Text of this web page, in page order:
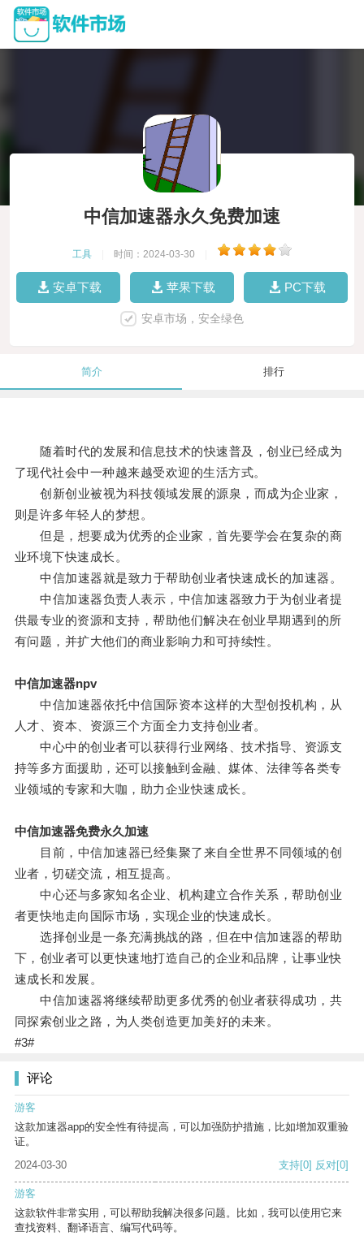
中信加速器永久免费加速
工具 时间：2024-03-30
安卓下载 苹果下载 PC下载
安卓市场，安全绿色
简介 排行
随着时代的发展和信息技术的快速普及，创业已经成为
了现代社会中一种越来越受欢迎的生活方式。
创新创业被视为科技领域发展的源泉，而成为企业家，
则是许多年轻人的梦想。
但是，想要成为优秀的企业家，首先要学会在复杂的商
业环境下快速成长。
中信加速器就是致力于帮助创业者快速成长的加速器。
中信加速器负责人表示，中信加速器致力于为创业者提
供最专业的资源和支持，帮助他们解决在创业早期遇到的所
有问题，并扩大他们的商业影响力和可持续性。
中信加速器npv
中信加速器依托中信国际资本这样的大型创投机构，从
人才、资本、资源三个方面全力支持创业者。
中心中的创业者可以获得行业网络、技术指导、资源支
持等多方面援助，还可以接触到金融、媒体、法律等各类专
业领域的专家和大咖，助力企业快速成长。
中信加速器免费永久加速
目前，中信加速器已经集聚了来自全世界不同领域的创
业者，切磋交流，相互提高。
中心还与多家知名企业、机构建立合作关系，帮助创业
者更快地走向国际市场，实现企业的快速成长。
选择创业是一条充满挑战的路，但在中信加速器的帮助
下，创业者可以更快速地打造自己的企业和品牌，让事业快
速成长和发展。
中信加速器将继续帮助更多优秀的创业者获得成功，共
同探索创业之路，为人类创造更加美好的未来。
#3#
评论
游客
这款加速器app的安全性有待提高，可以加强防护措施，比如增加双重验
证。
2024-03-30
支持[0] 反对[0]
游客
这款软件非常实用，可以帮助我解决很多问题。比如，我可以使用它来
查找资料、翻译语言、编写代码等。